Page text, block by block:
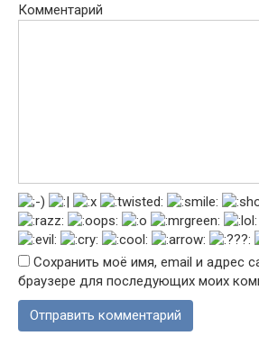
Комментарий
Сохранить моё имя, email и адрес
браузере для последующих моих